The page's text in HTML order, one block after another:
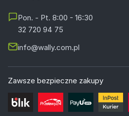
Pon. - Pt. 8:00 - 16:30
32 720 94 75
info@wally.com.pl
Zawsze bezpieczne zakupy